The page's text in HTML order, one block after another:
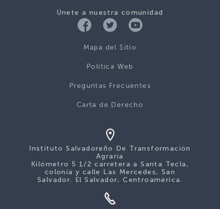
Únete a nuestra comunidad
Mapa del Sitio
Politica Web
Preguntas Frecuentes
Carta de Derecho
Instituto Salvadoreño De Transformación
Agraria
Kilómetro 5 1/2 carretera a Santa Tecla,
colonia y calle Las Mercedes, San
Salvador. El Salvador, Centroamérica.